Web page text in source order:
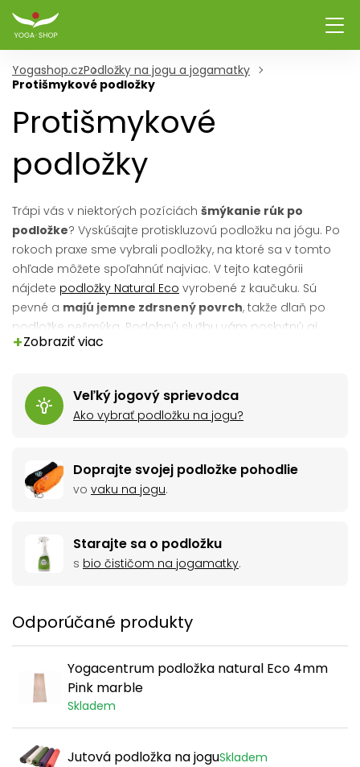
Yogashop.czPodložky na jogu a jogamatky
Protišmykové podložky
Protišmykové
podložky
Trápi vás v niektorých pozíciách šmýkanie rúk po
podložke? Vyskúšajte protiskluzovú podložku na jógu. Po
rokoch praxe sme vybrali podložky, na ktoré sa v tomto
ohľade môžete spoľahnúť najviac. V tejto kategórii
nájdete podložky Natural Eco vyrobené z kaučuku. Sú
pevné a majú jemne zdrsnený povrch, takže dlaň po
podložke nešmýka. Podobnú službu vám poskytnú aj
podložky s PU vrstvou, ktoré sú mäkké a zároveň savé.
+Zobraziť viac
Veľký jogový sprievodca
Ako vybrať podložku na jogu?
Doprajte svojej podložke pohodlie
vo vaku na jogu.
Starajte sa o podložku
s bio čističom na jogamatky.
Odporúčané produkty
Yogacentrum podložka natural Eco 4mm
Pink marble
Skladem
Jutová podložka na joguSkladem